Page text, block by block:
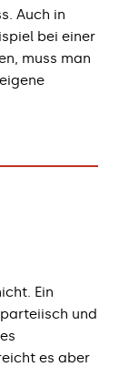
Auch in
bei einer
muss man
Ein
und
es aber